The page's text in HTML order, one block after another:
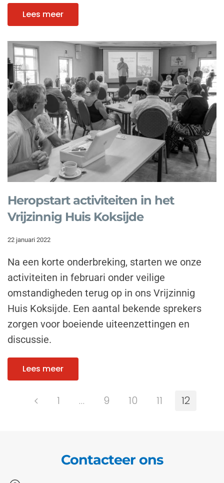
Lees meer
Heropstart activiteiten in het
Vrijzinnig Huis Koksijde
22 januari 2022
Na een korte onderbreking, starten we onze
activiteiten in februari onder veilige
omstandigheden terug op in ons Vrijzinnig
Huis Koksijde. Een aantal bekende sprekers
zorgen voor boeiende uiteenzettingen en
discussie.
Lees meer
1 … 9 10 11 12
Contacteer ons